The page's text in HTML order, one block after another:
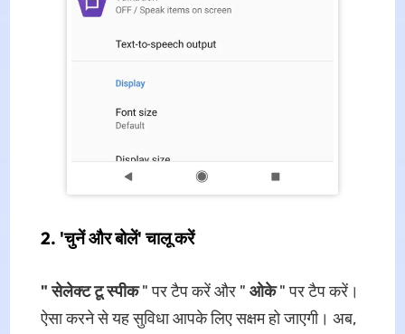
2. 'चुनें और बोलें' चालू करें
" सेलेक्ट टू स्पीक" पर टैप करें और " ओके" पर टैप करें।
ऐसा करने से यह सुविधा आपके लिए सक्षम हो जाएगी। अब,